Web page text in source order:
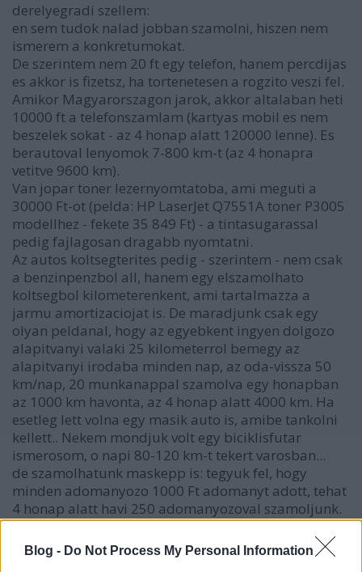
Blog - Do Not Process My Personal Information
derelyegradi szellem:
en sem tudok nalad jobban szamolni, hiszen nem
ismerem a konkretumokat.
De szerintem nem 20 ft egy telefon, hanem percdijas
es akkor is fizetsz, ha tortenetesen a rogzito veszi fel.
Amikor Magyarorszagon jarok, akkor altalaban heti
10000 ft a telefonszamlam (kartyas mobil es nem
beszelek sokat - az 4 honap alatt 120000 lenne). Es
berautoval lenyomok 7-800 km-t (az 4 honapra
vetitve 9600 km).
Van jopar toner lezernyomtatoba, ami meguti a
30000 Ft-ot (pelda: HP LaserJet Q7551A toner P3005
modellhez - fekete 35 849 Ft) - a tintasugarassal
pedig fajlagosan dragabb nyomtatni.
Az autos koltsegterites pedig - szerintem - nem csak
a benzinpenzbol all, hanem egy elszamolhato
koltsegbol kilometerenkent, ami tartalmazza a
jarmu amortizaciojat is. De maradjunk csak egy
olyan peldanal, hogy az egyebkent ingyen dolgozo
alapitvanyi valaki 25 kilometerrol bemegy az
alapitvanyi irodaba minden nap, az oda-vissza 50
km/nap, 20 munkanappal szamolva egy honapban
az 1000 km havonta, az 4 honap alatt 4000 km. Ha
esetleg lett volna egy masik auto is, amibe tankolni
kellett.. Nekem mondjuk volt egy biciklisfutar
ismerosom, o napi 80-120 km-t tekert varosban...
de szamolhatunk maskepp is: tegyuk fel, hogy
minden adomanyozo 1000 Ft adomanyt adott, tehat
4 honap alatt havi 250 adomanyozoval szamoljunk.
Tegyuk fel, hogy minden negyedik, telefonon
felhivott ember adomanyozott es hozza kiment
valaki kocsival egy csekkel vagy valami hasonlo.